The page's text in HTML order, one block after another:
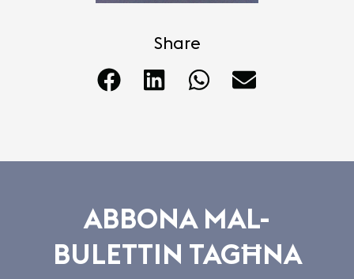
Share
ABBONA MAL-
BULETTIN TAGĦNA